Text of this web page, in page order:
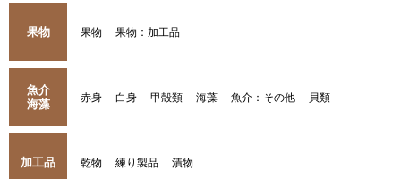
果物 果物 果物：加工品
魚介
海藻
赤身 白身 甲殻類 海藻 魚介：その他 貝類
加工品 乾物 練り製品 漬物